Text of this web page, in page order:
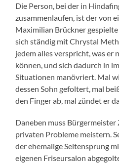
Die Person, bei der in
zusammenlaufen, ist der von
Maximilian Brückner
sich ständig mit Chrystal
jedem alles verspricht, was er
können, und sich dadurch in
Situationen manövriert. Mal
dessen Sohn gefoltert, mal
den Finger ab, mal zündet er
Daneben muss Bürgermeister
privaten Probleme meistern.
der ehemalige Seitensprung
eigenen Friseursalon